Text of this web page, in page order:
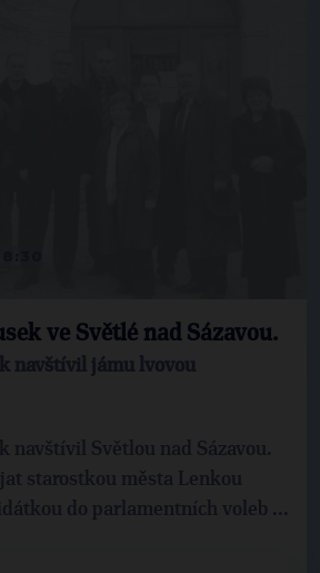
ve Světlé nad Sázavou.
navštívil jámu lvovou
navštívil Světlou nad Sázavou.
starostkou města Lenkou
do parlamentních voleb ...